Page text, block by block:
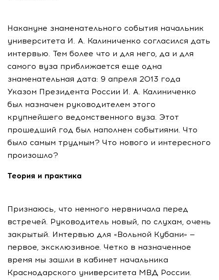
Накануне знаменательного события начальник
университета И. А. Калиниченко согласился дать
интервью. Тем более что и для него, да и для
самого вуза приближается еще одна
знаменательная дата: 9 апреля 2013 года
Указом Президента России И. А. Калиниченко
был назначен руководителем этого
крупнейшего ведомственного вуза. Этот
прошедший год был наполнен событиями. Что
было самым трудным? Что нового и интересного
произошло?
Теория и практика
Признаюсь, что немного нервничала перед
встречей. Руководитель новый, по слухам, очень
закрытый. Интервью для «Вольной Кубани» —
первое, эксклюзивное. Четко в назначенное
время мы зашли в кабинет начальника
Краснодарского университета МВД России.